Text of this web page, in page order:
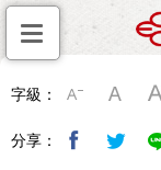
字級：
分享：